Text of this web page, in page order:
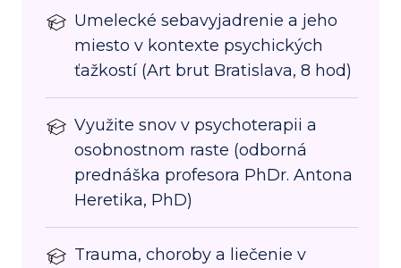
Umelecké sebavyjadrenie a jeho
miesto v kontexte psychických
ťažkostí (Art brut Bratislava, 8 hod)
Využite snov v psychoterapii a
osobnostnom raste (odborná
prednáška profesora PhDr. Antona
Heretika, PhD)
Trauma, choroby a liečenie v